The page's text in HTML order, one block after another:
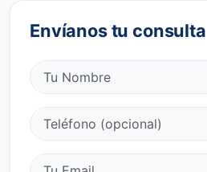
Envíanos tu consulta